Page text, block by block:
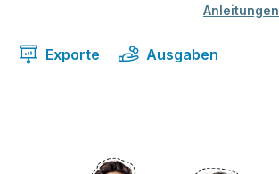
Anleitungen
Exporte Ausgaben